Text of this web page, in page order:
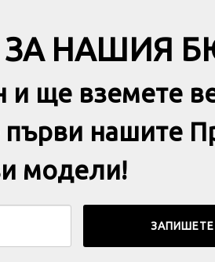
ЗА НАШИЯ
и ще вземете
първи нашите
модели!